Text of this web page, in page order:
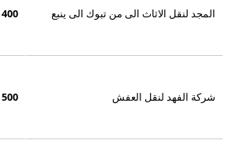
المجد لنقل الاثاث الى من تبوك الى ينبع 400
شركة الفهد لنقل العفش 500